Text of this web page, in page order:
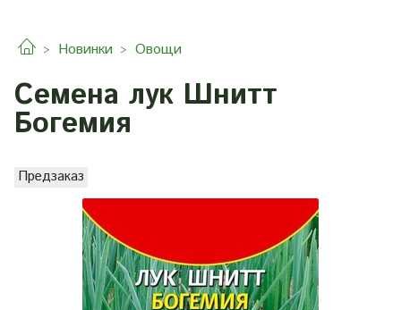
Новинки Овощи
Семена лук Шнитт
Богемия
Предзаказ